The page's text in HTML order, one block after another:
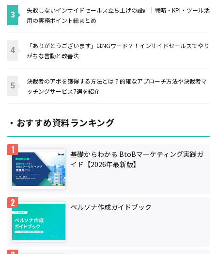
失敗しないインサイドセールス立ち上げの設計｜戦略・KPI・ツール活
用の実務ポイント総まとめ
「ありがとうございます」はNGワード？！インサイドセールスでやり
がちな言動と改善法
決裁者のアポを獲得する方法とは？的確なアプローチ方法や決裁者マ
ッチングサービス7選を紹介
・おすすめ資料ランキング
基礎からわかる BtoBマーケティング実践ガ
イド【2026年最新版】
ペルソナ作成ガイドブック